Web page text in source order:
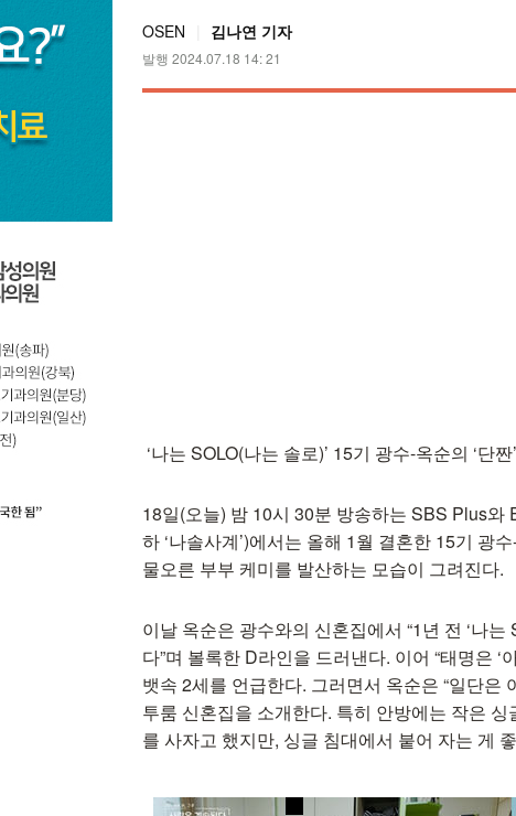
OSEN 김나연 기자
발행 2024.07.18 14: 21
‘나는 SOLO(나는 솔로)’ 15기 광수-옥순의 ‘단
18일(오늘) 밤 10시 30분 방송하는 SBS Plus와
하 ‘나솔사계’)에서는 올해 1월 결혼한 15기 광
물오른 부부 케미를 발산하는 모습이 그려진다.
이날 옥순은 광수와의 신혼집에서 “1년 전 ‘나
다”며 볼록한 D라인을 드러낸다. 이어 “태명은
뱃속 2세를 언급한다. 그러면서 옥순은 “일단은
투룸 신혼집을 소개한다. 특히 안방에는 작은
를 사자고 했지만, 싱글 침대에서 붙어 자는 게